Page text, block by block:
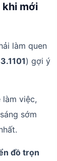
khi mới
làm quen
) gợi ý
làm việc,
sớm
đồ trọn